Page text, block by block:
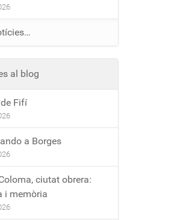
al blog
Fifí
a Borges
ciutat obrera:
i memòria